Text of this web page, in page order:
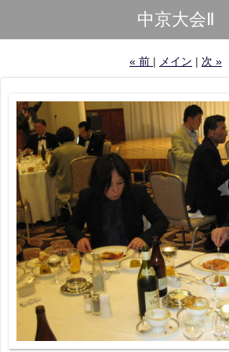
中京大会Ⅱ
« 前 メイン 次 »